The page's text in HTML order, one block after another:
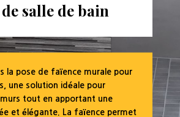
salle de bain
la pose de faïence murale pour
une solution idéale pour
tout en apportant une
et élégante. La faïence permet